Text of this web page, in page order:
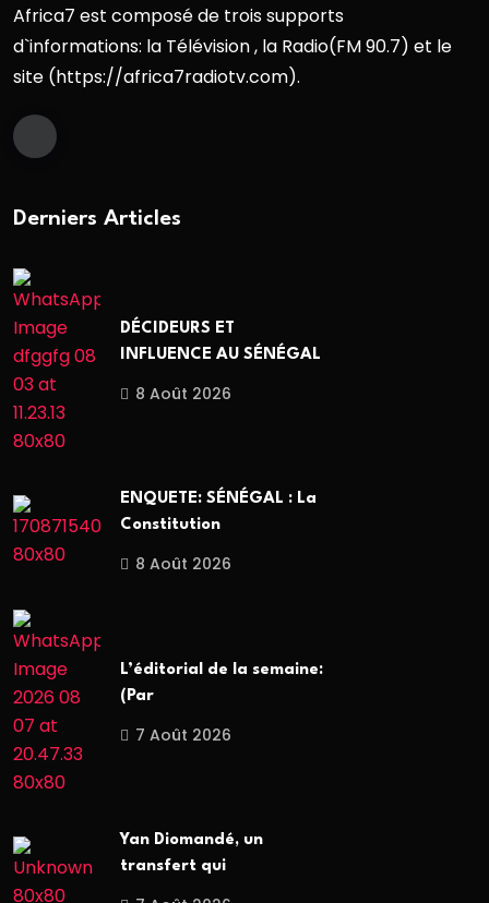
Africa7 est composé de trois supports
d`informations: la Télévision , la Radio(FM 90.7) et le
site (https://africa7radiotv.com).
Derniers Articles
DÉCIDEURS ET
INFLUENCE AU SÉNÉGAL
8 Août 2026
ENQUETE: SÉNÉGAL : La
Constitution
8 Août 2026
L’éditorial de la semaine:
(Par
7 Août 2026
Yan Diomandé, un
transfert qui